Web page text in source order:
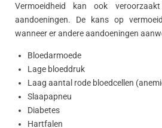
Vermoeidheid kan ook
aandoeningen. De kans op
wanneer er andere aandoeningen
Bloedarmoede
Lage bloeddruk
Laag aantal rode bloedcellen
Slaapapneu
Diabetes
Hartfalen